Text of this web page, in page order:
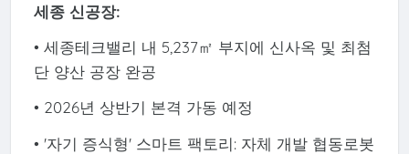
세종 신공장:
• 세종테크밸리 내 5,237㎡ 부지에 신사옥 및 최첨
단 양산 공장 완공
• 2026년 상반기 본격 가동 예정
• '자기 증식형' 스마트 팩토리: 자체 개발 협동로봇